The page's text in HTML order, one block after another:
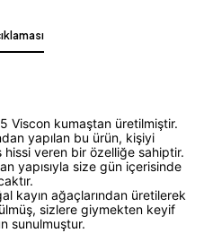
Viscon kumaştan üretilmiştir.
yapılan bu ürün, kişiyi
veren bir özelliğe sahiptir.
yapısıyla size gün içerisinde
kayın ağaçlarından üretilerek
sizlere giymekten keyif
sunulmuştur.